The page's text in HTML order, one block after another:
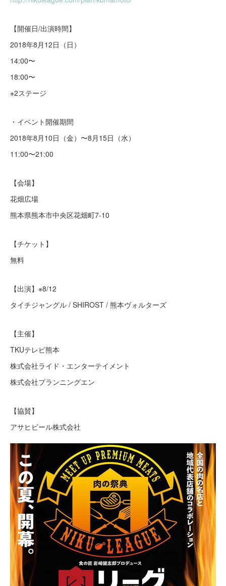
【開催日/出演時間】
2018年8月12日（日）
14:00〜
18:00〜
※2ステージ
・イベント開催期間
2018年8月10日（金）〜8月15日（水）
11:00〜21:00
【会場】
花畑広場
熊本県熊本市中央区花畑町7-10
【チケット】
無料
【出演】※8/12
タイチジャングル / SHIROST / 熊本ヴォルターズ
【主催】
TKUテレビ熊本
株式会社ライド・エンターテイメント
株式会社プランニングエン
【協賛】
アサヒビール株式会社